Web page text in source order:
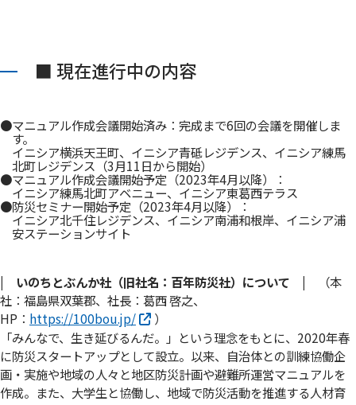
■ 現在進行中の内容
●マニュアル作成会議開始済み：完成まで6回の会議を開催しま
す。
イニシア横浜天王町、イニシア青砥レジデンス、イニシア練馬
北町レジデンス（3月11日から開始）
●マニュアル作成会議開始予定（2023年4月以降）：
イニシア練馬北町アベニュー、イニシア東葛西テラス
●防災セミナー開始予定（2023年4月以降）：
イニシア北千住レジデンス、イニシア南浦和根岸、イニシア浦
安ステーションサイト
| いのちとぶんか社（旧社名：百年防災社）について |
（本
社：福島県双葉郡、社長：葛西 啓之、
HP： https://100bou.jp/
）
「みんなで、生き延びるんだ。」という理念をもとに、2020年春
に防災スタートアップとして設立。以来、自治体との訓練協働企
画・実施や地域の人々と地区防災計画や避難所運営マニュアルを
作成。また、大学生と協働し、地域で防災活動を推進する人材育